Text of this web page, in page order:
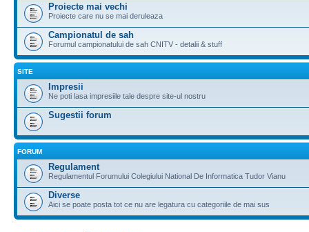
Proiecte mai vechi
Proiecte care nu se mai deruleaza
Campionatul de sah
Forumul campionatului de sah CNITV - detalii & stuff
SITE
Impresii
Ne poti lasa impresiile tale despre site-ul nostru
Sugestii forum
FORUM
Regulament
Regulamentul Forumului Colegiului National De Informatica Tudor Vianu
Diverse
Aici se poate posta tot ce nu are legatura cu categoriile de mai sus